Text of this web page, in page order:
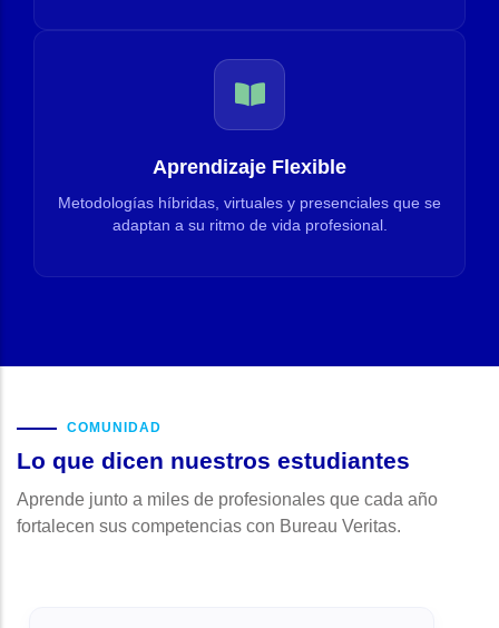
Aprendizaje Flexible
Metodologías híbridas, virtuales y presenciales que se
adaptan a su ritmo de vida profesional.
COMUNIDAD
Lo que dicen nuestros estudiantes
Aprende junto a miles de profesionales que cada año
fortalecen sus competencias con Bureau Veritas.